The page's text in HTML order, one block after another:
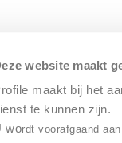
website maakt
maakt bij het
te kunnen zijn.
wordt voorafgaand